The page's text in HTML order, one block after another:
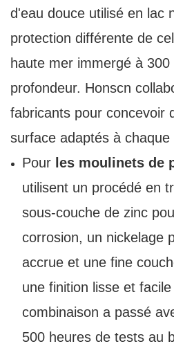
d'eau douce utilisé en lac
protection différente de
haute mer immergé à
profondeur. Honscn
fabricants pour concevoir
surface adaptés à chaque
Pour les moulinets de
utilisent un procédé en
sous-couche de zinc
corrosion, un nickelage
accrue et une fine
une finition lisse et
combinaison a passé
500 heures de tests au